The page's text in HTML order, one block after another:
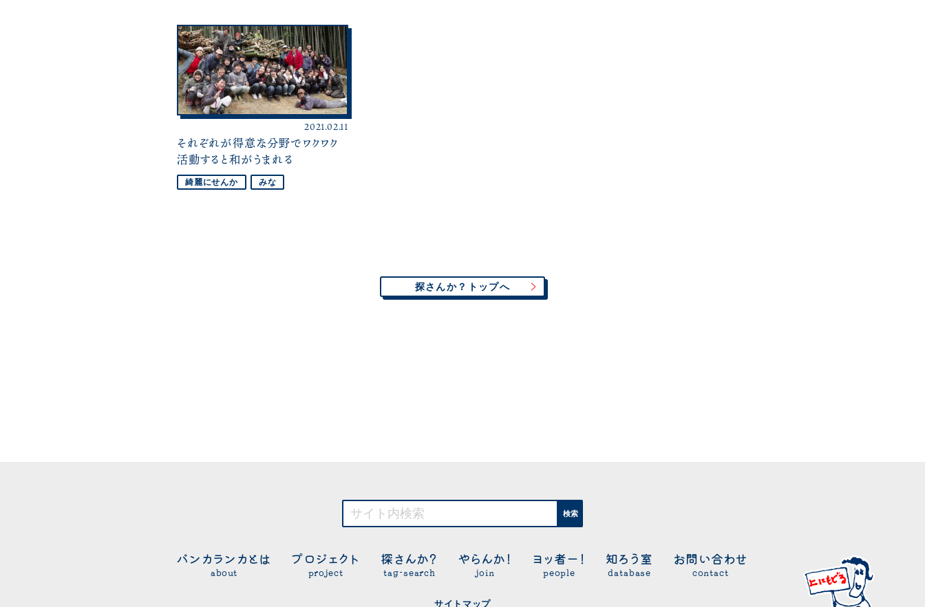
2021.02.11
それぞれが得意な分野でワクワク
活動すると和がうまれる
綺麗にせんか みな
探さんか？トップへ
検索
バンカランカとは
about
プロジェクト
project
探さんか？
tag-search
やらんか！
join
ヨッ者ー！
people
知ろう室
database
お問い合わせ
contact
サイトマップ